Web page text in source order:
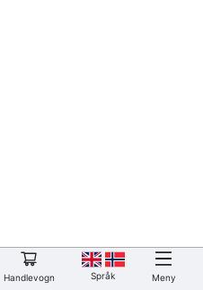
Handlevogn Språk Meny